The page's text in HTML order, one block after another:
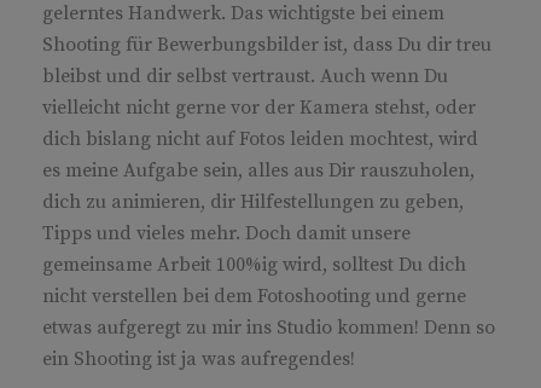
gelerntes Handwerk. Das wichtigste bei einem
Shooting für Bewerbungsbilder ist, dass Du dir treu
bleibst und dir selbst vertraust. Auch wenn Du
vielleicht nicht gerne vor der Kamera stehst, oder
dich bislang nicht auf Fotos leiden mochtest, wird
es meine Aufgabe sein, alles aus Dir rauszuholen,
dich zu animieren, dir Hilfestellungen zu geben,
Tipps und vieles mehr. Doch damit unsere
gemeinsame Arbeit 100%ig wird, solltest Du dich
nicht verstellen bei dem Fotoshooting und gerne
etwas aufgeregt zu mir ins Studio kommen! Denn so
ein Shooting ist ja was aufregendes!